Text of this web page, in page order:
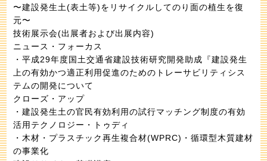
〜建設発生土(表土等)をリサイクルしてのり面の植生を復
元〜
技術展示会(出展者および出展内容)
ニュース・フォーカス
・平成29年度国土交通省建設技術研究開発助成『建設発生
上の有効かつ適正利用促進のためのトレーサビリティシス
テムの開発について
クローズ・アップ
・建設発生土の官民有効利用の試行マッチング制度の有効
活用テクノロジー・トゥディ
・木材・プラスチック再生複合材(WPRC)・循環型木質建材
の事業化